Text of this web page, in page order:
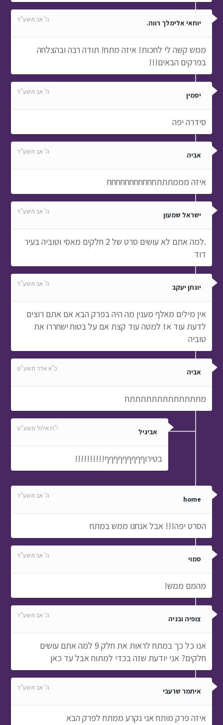
יוחאי אלימלך רווה. ה' אב תשע"ד
ממש קשה לי לחכות! איזה מתח! תודה רבה ובהצלחה
בפרקים הבאים!!!
יסמין ה' אב תשע"ד
סידרה יפה
אביה ה' אב תשע"ד
איזה מממתתתחחחחחחחחחחח
ישראל שמעון ה' אב תשע"ד
.למה אתם לא עושים סרט של 2 חלקים מאסי וטוביה בעיר
דוד
יונתן יעקב ה' אב תשע"ד
אין מילים מאלף מענין מה היה בפרק הבא אם אתם רוצים
לדעת עוד אז למטה עוד קצת אם על בטוח ישחררו את
טוביה
אביה כ"א אדר תשע"ט
מתתתתתתתתתתתתתח
אביגיל י"ח אלול תשע"ט
בטירוףףףףףףףףף!!!!!!!!!!
home ה' אב תשע"ד
הסרט יפה!!! אבל אנחנו ממש במתח
סמוי ה' אב תשע"ד
מהמם ממש!
צופיה ובניה ה' אב תשע"ד
אנו כל כך במתח לראות את חלק 9 למה אתם עושים
חלקים? אני יודעת שזה בכדי למתוח אבל עד כאן
איתמר שרעבי ה' אב תשע"ד
איזה פרק מותח אני נקרע ממתח לפרק הבא